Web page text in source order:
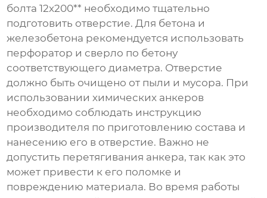
болта 12х200** необходимо тщательно
подготовить отверстие. Для бетона и
железобетона рекомендуется использовать
перфоратор и сверло по бетону
соответствующего диаметра. Отверстие
должно быть очищено от пыли и мусора. При
использовании химических анкеров
необходимо соблюдать инструкцию
производителя по приготовлению состава и
нанесению его в отверстие. Важно не
допустить перетягивания анкера, так как это
может привести к его поломке и
повреждению материала. Во время работы